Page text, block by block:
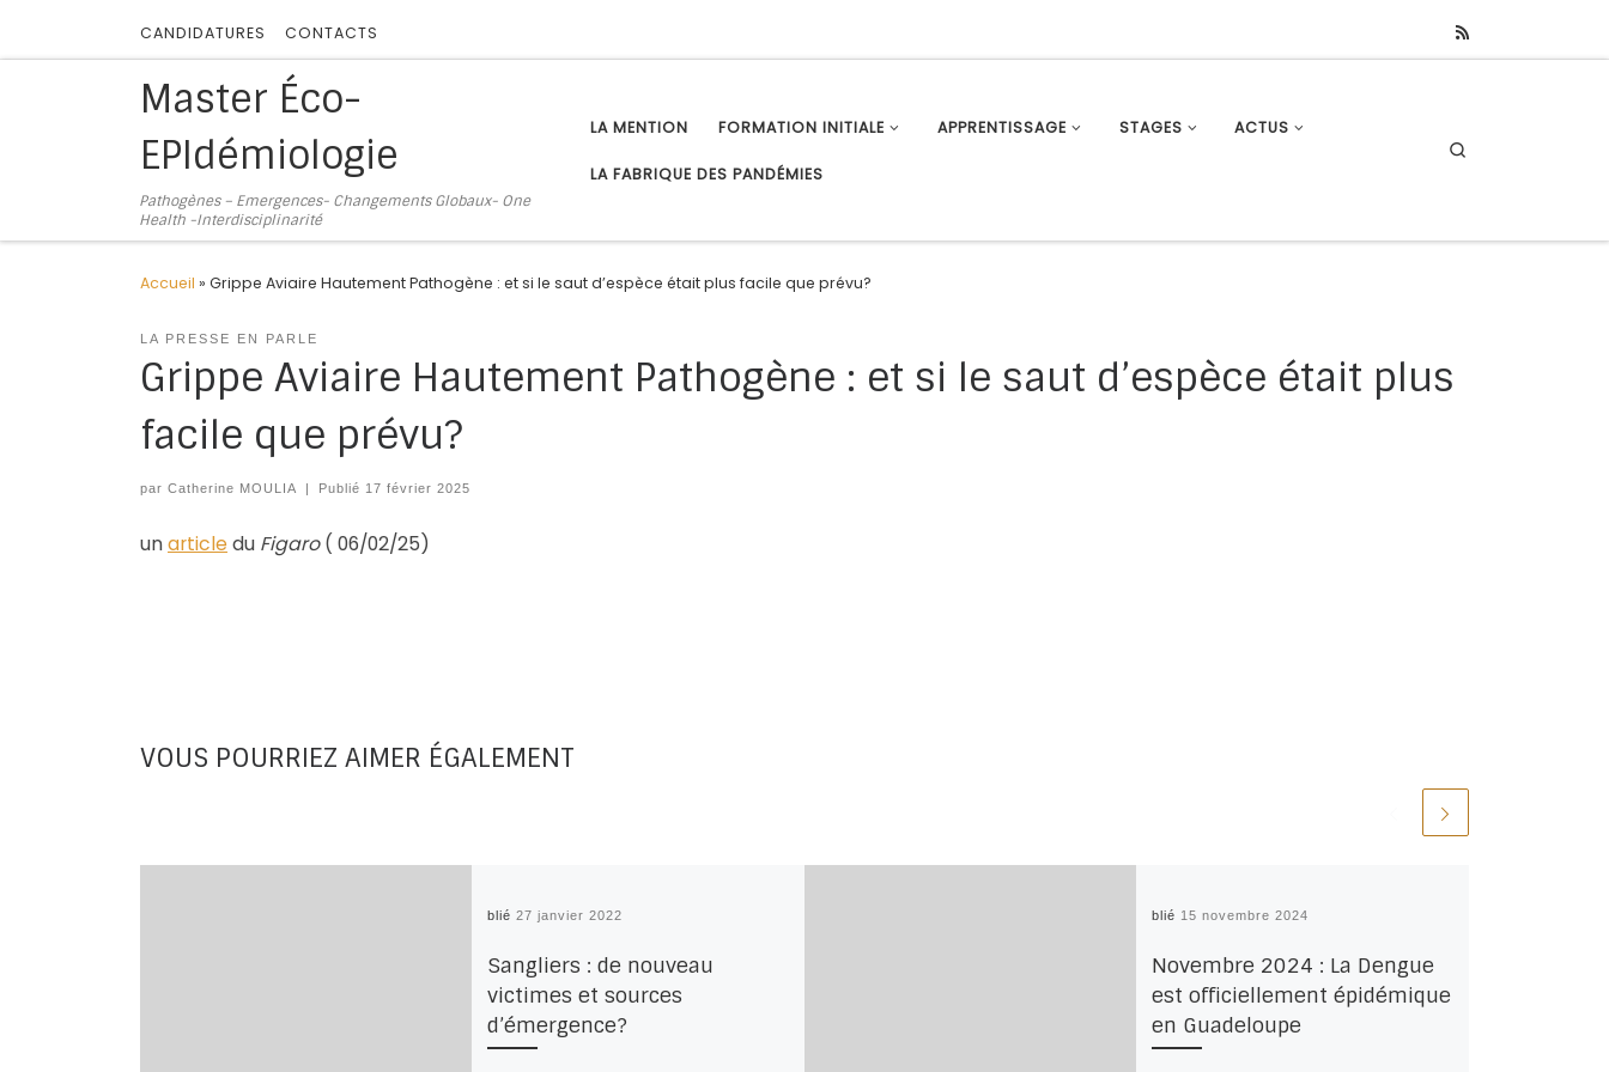
Skip to contentCANDIDATURES CONTACTS
Master Éco-
EPIdémiologie
Pathogènes – Emergences- Changements Globaux- One
Health -Interdisciplinarité
LA MENTION FORMATION INITIALE APPRENTISSAGE STAGES ACTUS
LA FABRIQUE DES PANDÉMIES
Accueil » Grippe Aviaire Hautement Pathogène : et si le saut d’espèce était plus facile que prévu?
LA PRESSE EN PARLE
Grippe Aviaire Hautement Pathogène : et si le saut d’espèce était plus
facile que prévu?
par Catherine MOULIA | Publié 17 février 2025
unarticledu Figaro( 06/02/25)
VOUS POURRIEZ AIMER ÉGALEMENT
Publié 27 janvier 2022
Sangliers : de nouveau
victimes et sources
d’émergence?
Publié 15 novembre 2024
Novembre 2024 : La Dengue
est officiellement épidémique
en Guadeloupe